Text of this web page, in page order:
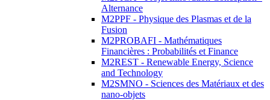
Alternance
M2PPF - Physique des Plasmas et de la
Fusion
M2PROBAFI - Mathématiques
Financières : Probabilités et Finance
M2REST - Renewable Energy, Science
and Technology
M2SMNO - Sciences des Matériaux et des
nano-objets